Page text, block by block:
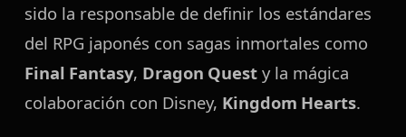
sido la responsable de definir los estándares
del RPG japonés con sagas inmortales como
Final Fantasy, Dragon Quest y la mágica
colaboración con Disney, Kingdom Hearts.